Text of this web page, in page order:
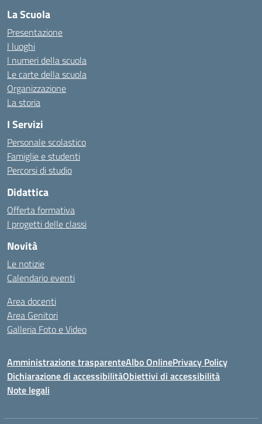
La Scuola
Presentazione
I luoghi
I numeri della scuola
Le carte della scuola
Organizzazione
La storia
I Servizi
Personale scolastico
Famiglie e studenti
Percorsi di studio
Didattica
Offerta formativa
I progetti delle classi
Novità
Le notizie
Calendario eventi
Area docenti
Area Genitori
Galleria Foto e Video
Amministrazione trasparenteAlbo OnlinePrivacy Policy
Dichiarazione di accessibilitàObiettivi di accessibilità
Note legali